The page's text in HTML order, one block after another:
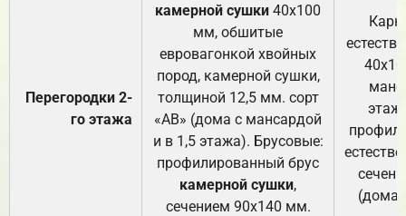
Перегородки 2-
го этажа
камерной сушки 40х100
мм, обшитые
евровагонкой хвойных
пород, камерной сушки,
толщиной 12,5 мм. сорт
«АВ» (дома с мансардой
и в 1,5 этажа). Брусовые:
профилированный брус
камерной сушки,
сечением 90х140 мм.
(дома